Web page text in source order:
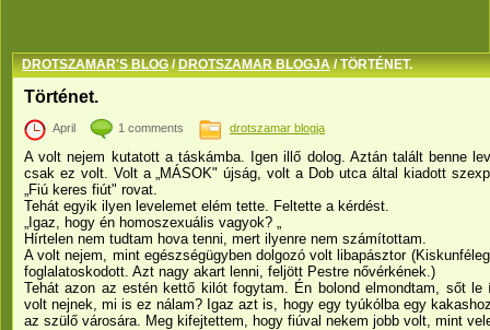
DROTSZAMAR'S BLOG/DROTSZAMAR BLOGJA/ TÖRTÉNET.
Történet.
April 1 comments drotszamar blogja
A volt nejem kutatott a táskámba. Igen illő dolog. Aztán talált benne
csak ez volt. Volt a „MÁSOK" újság, volt a Dob utca által kiadott
„Fiú keres fiút" rovat.
Tehát egyik ilyen levelemet elém tette. Feltette a kérdést.
„Igaz, hogy én homoszexuális vagyok? „
Hírtelen nem tudtam hova tenni, mert ilyenre nem számítottam.
A volt nejem, mint egészségügyben dolgozó volt libapásztor
foglalatoskodott. Azt nagy akart lenni, feljött Pestre nővérkének.)
Tehát azon az estén kettő kilót fogytam. Én bolond elmondtam, sőt
volt nejnek, mi is ez nálam? Igaz azt is, hogy egy tyúkólba egy
az szülő városára. Meg kifejtettem, hogy fiúval nekem jobb volt, mint